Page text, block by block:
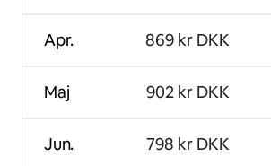
Apr.
Maj
Jun.
869 kr DKK
902 kr DKK
798 kr DKK